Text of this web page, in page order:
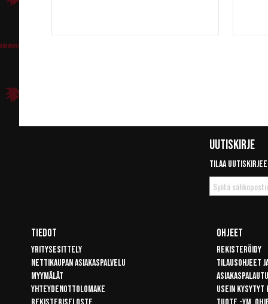
Uutiskirje
Tilaa
Tilaa
uutiskirje
Tiedot
Yritysesittely
Nettikaupan asiakaspalvelu
Myymälät
Yhteydenottolomake
Ohjeet
Rekisteröidy
Tilausohjeet
Usein kysytyt